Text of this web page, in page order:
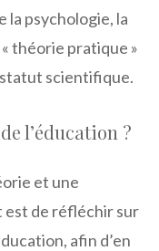
la psychologie, la
théorie pratique »
scientifique.
l’éducation ?
et une
est de réfléchir sur
afin d’en